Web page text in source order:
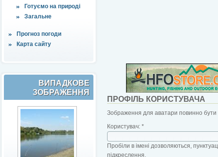
Готуємо на природі
Загальне
Прогноз погоди
Карта сайту
ВИПАДКОВЕ
ЗОБРАЖЕННЯ
ПРОФІЛЬ КОРИСТУВАЧА
Зображення для аватари повинно бути
Користувач: *
Пробіли в імені дозволяються,
підкреслення.